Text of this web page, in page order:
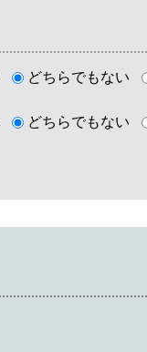
どちらでもない
どちらでもない